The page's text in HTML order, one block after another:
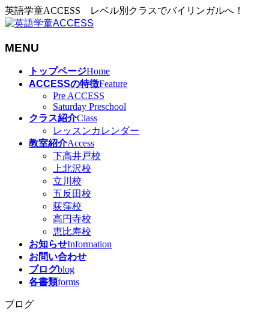
英語学童ACCESS レベル別クラスでバイリンガルへ！
MENU
トップページHome
ACCESSの特徴Feature
Pre ACCESS
Saturday Preschool
クラス紹介Class
レッスンカレンダー
教室紹介Access
下高井戸校
上北沢校
立川校
五反田校
荻窪校
高円寺校
恵比寿校
お知らせInformation
お問い合わせ
ブログblog
各書類forms
ブログ